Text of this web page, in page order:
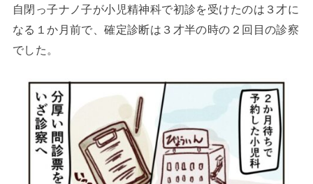
自閉っ子ナノ子が小児精神科で初診を受けたのは３才に
なる１か月前で、確定診断は３才半の時の２回目の診察
でした。